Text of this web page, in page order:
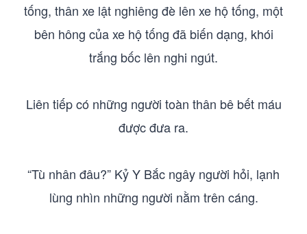
tống, thân xe lật nghiêng đè lên xe hộ tống, một
bên hông của xe hộ tống đã biến dạng, khói
trắng bốc lên nghi ngút.
Liên tiếp có những người toàn thân bê bết máu
được đưa ra.
“Tù nhân đâu?” Kỷ Y Bắc ngây người hỏi, lạnh
lùng nhìn những người nằm trên cáng.